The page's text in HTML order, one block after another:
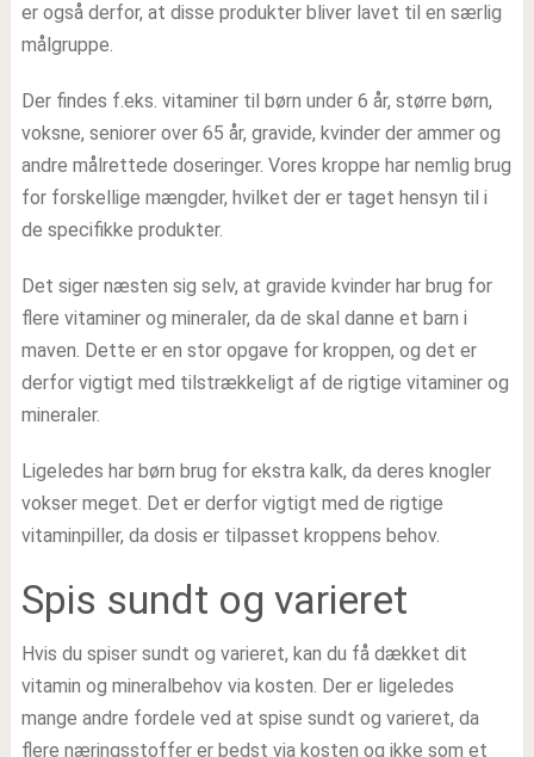
er også derfor, at disse produkter bliver lavet til en særlig
målgruppe.
Der findes f.eks. vitaminer til børn under 6 år, større børn,
voksne, seniorer over 65 år, gravide, kvinder der ammer og
andre målrettede doseringer. Vores kroppe har nemlig brug
for forskellige mængder, hvilket der er taget hensyn til i
de specifikke produkter.
Det siger næsten sig selv, at gravide kvinder har brug for
flere vitaminer og mineraler, da de skal danne et barn i
maven. Dette er en stor opgave for kroppen, og det er
derfor vigtigt med tilstrækkeligt af de rigtige vitaminer og
mineraler.
Ligeledes har børn brug for ekstra kalk, da deres knogler
vokser meget. Det er derfor vigtigt med de rigtige
vitaminpiller, da dosis er tilpasset kroppens behov.
Spis sundt og varieret
Hvis du spiser sundt og varieret, kan du få dækket dit
vitamin og mineralbehov via kosten. Der er ligeledes
mange andre fordele ved at spise sundt og varieret, da
flere næringsstoffer er bedst via kosten og ikke som et